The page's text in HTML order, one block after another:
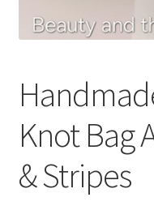
Knot Bag
& Stripes